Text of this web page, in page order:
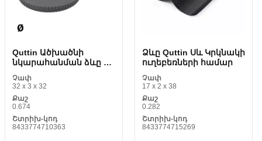
Quttin Ածխածնի
նկարահանման ձևը 32
Չափ
32 x 3 x 32
Քաշ
0.674
Շտրիխ-կոդ
8433774710363
Ձևը Quttin Սև Կրկնակի
ուղեբեռների համար
Չափ
17 x 2 x 38
Քաշ
0.282
Շտրիխ-կոդ
8433774715269